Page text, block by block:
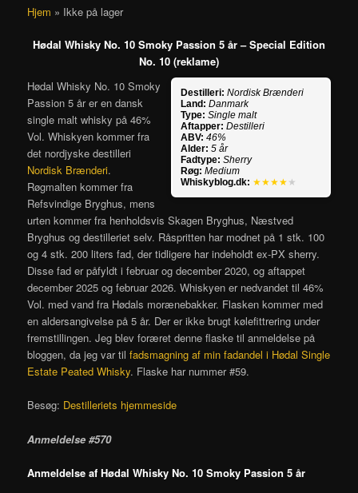
Hjem » Ikke på lager
Hødal Whisky No. 10 Smoky Passion 5 år – Special Edition
No. 10 (reklame)
Destilleri: Nordisk Brænderi
Land: Danmark
Type: Single malt
Aftapper: Destilleri
ABV: 46%
Alder: 5 år
Fadtype: Sherry
Røg: Medium
Whiskyblog.dk: ★★★★ ★
Hødal Whisky No. 10 Smoky
Passion 5 år er en dansk
single malt whisky på 46%
Vol. Whiskyen kommer fra
det nordjyske destilleri
Nordisk Brænderi.
Røgmalten kommer fra
Refsvindige Bryghus, mens
urten kommer fra henholdsvis Skagen Bryghus, Næstved
Bryghus og destilleriet selv. Råspritten har modnet på 1 stk. 100
og 4 stk. 200 liters fad, der tidligere har indeholdt ex-PX sherry.
Disse fad er påfyldt i februar og december 2020, og aftappet
december 2025 og februar 2026. Whiskyen er nedvandet til 46%
Vol. med vand fra Hødals morænebakker. Flasken kommer med
en aldersangivelse på 5 år. Der er ikke brugt kølefittrering under
fremstillingen. Jeg blev foræret denne flaske til anmeldelse på
bloggen, da jeg var tilfadsmagning af min fadandel i Hødal Single
Estate Peated Whisky. Flaske har nummer #59.
Besøg: Destilleriets hjemmeside
Anmeldelse #570
Anmeldelse af Hødal Whisky No. 10 Smoky Passion 5 år